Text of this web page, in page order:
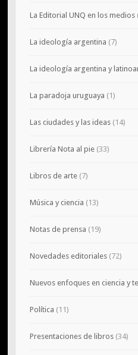
La Editorial UNQ en los medios
La ideología argentina (7)
La ideología argentina y
La paradoja uruguaya (1)
Las ciudades y las ideas(14)
Librería Nota al pie(33)
Libros de arte(7)
Música y ciencia (13)
Notas de prensa (19)
Novedades editoriales(72)
Nuevos enfoques en ciencia y
Política (11)
Presentaciones de libros(34)